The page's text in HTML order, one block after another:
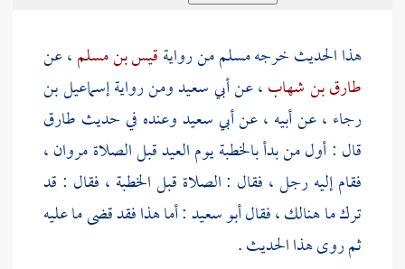
هذا الحديث خرجهمسلممن روايةقيس بن مسلم، عن
طارق بن شهاب، عنأبي سعيدومن روايةإسماعيل بن
رجاء ، عن أبيه ، عنأبي سعيدوعنده في حديث طارق
قال : أول من بدأ بالخطبة يوم العيد قبل الصلاةمروان،
فقام إليه رجل ، فقال : الصلاة قبل الخطبة ، فقال : قد
ترك ما هنالك ، فقالأبو سعيد: أما هذا فقد قضى ما عليه
ثم روى هذا الحديث .